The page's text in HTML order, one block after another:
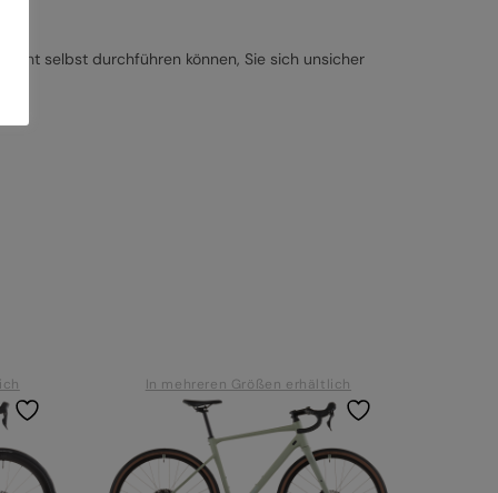
selbst durchführen können, Sie sich unsicher
In mehreren Größen erhältlich